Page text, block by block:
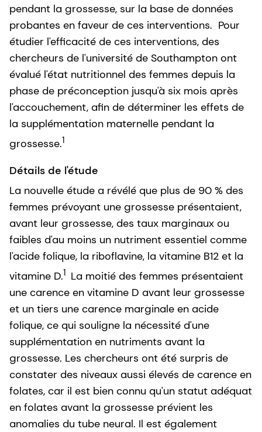
pendant la grossesse, sur la base de données
probantes en faveur de ces interventions. Pour
étudier l'efficacité de ces interventions, des
chercheurs de l'université de Southampton ont
évalué l'état nutritionnel des femmes depuis la
phase de préconception jusqu'à six mois après
l'accouchement, afin de déterminer les effets de
la supplémentation maternelle pendant la
grossesse.1
Détails de l'étude
La nouvelle étude a révélé que plus de 90 % des
femmes prévoyant une grossesse présentaient,
avant leur grossesse, des taux marginaux ou
faibles d'au moins un nutriment essentiel comme
l'acide folique, la riboflavine, la vitamine B12 et la
vitamine D.1 La moitié des femmes présentaient
une carence en vitamine D avant leur grossesse
et un tiers une carence marginale en acide
folique, ce qui souligne la nécessité d'une
supplémentation en nutriments avant la
grossesse. Les chercheurs ont été surpris de
constater des niveaux aussi élevés de carence en
folates, car il est bien connu qu'un statut adéquat
en folates avant la grossesse prévient les
anomalies du tube neural. Il est également